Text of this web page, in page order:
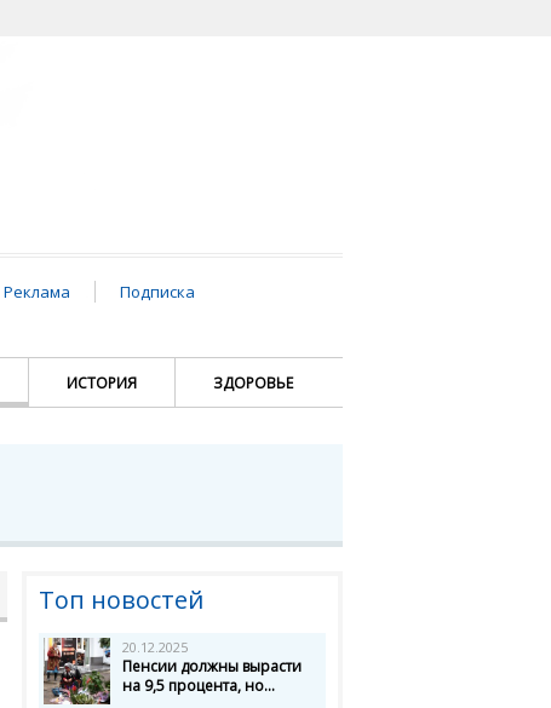
Реклама
Подписка
ИСТОРИЯ ЗДОРОВЬЕ
Топ новостей
20.12.2025
Пенсии должны вырасти
на 9,5 процента, но...